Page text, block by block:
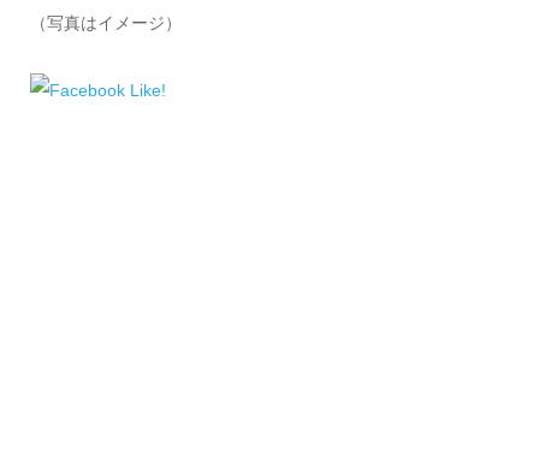
（写真はイメージ）